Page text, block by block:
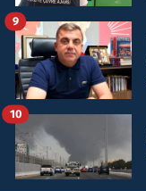
9
10